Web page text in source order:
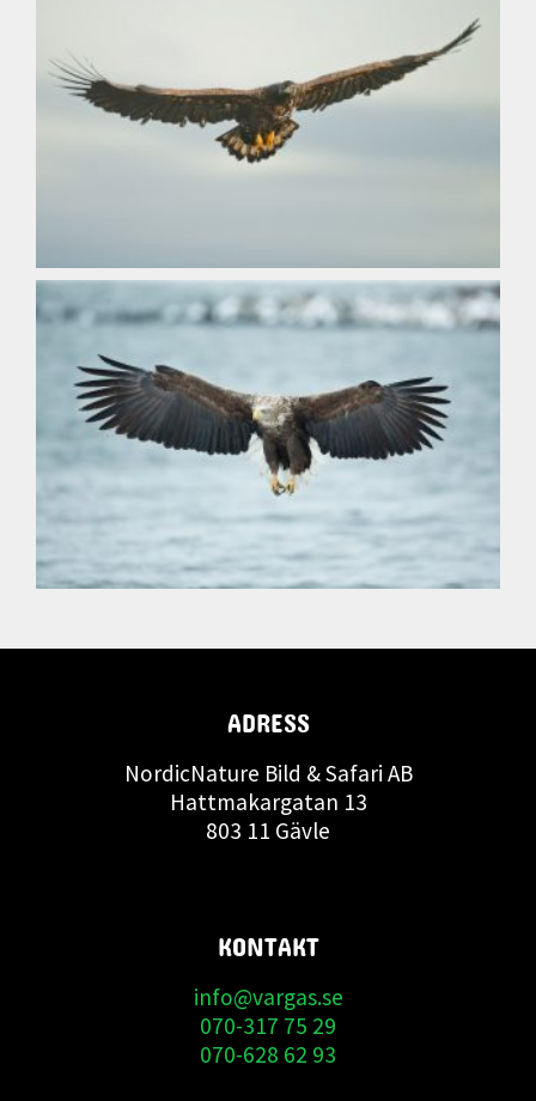
ADRESS
NordicNature Bild & Safari AB
Hattmakargatan 13
803 11 Gävle
KONTAKT
info@vargas.se
070-317 75 29
070-628 62 93